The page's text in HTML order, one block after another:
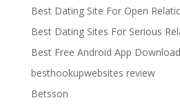
Best Dating Site For Open
Best Dating Sites For Serious
Best Free Android App Download
besthookupwebsites review
Betsson